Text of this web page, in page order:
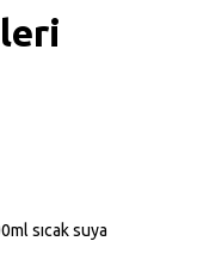
sıcak suya